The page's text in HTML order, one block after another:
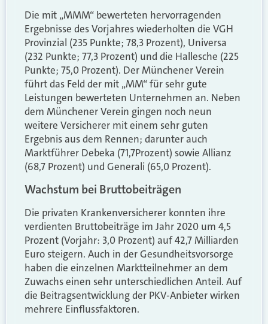
Die mit „MMM“ bewerteten hervorragenden
Ergebnisse des Vorjahres wiederholten die VGH
Provinzial (235 Punkte; 78,3 Prozent), Universa
(232 Punkte; 77,3 Prozent) und die Hallesche (225
Punkte; 75,0 Prozent). Der Münchener Verein
führt das Feld der mit „MM“ für sehr gute
Leistungen bewerteten Unternehmen an. Neben
dem Münchener Verein gingen noch neun
weitere Versicherer mit einem sehr guten
Ergebnis aus dem Rennen; darunter auch
Marktführer Debeka (71,7Prozent) sowie Allianz
(68,7 Prozent) und Generali (65,0 Prozent).
Wachstum bei Bruttobeiträgen
Die privaten Krankenversicherer konnten ihre
verdienten Bruttobeiträge im Jahr 2020 um 4,5
Prozent (Vorjahr: 3,0 Prozent) auf 42,7 Milliarden
Euro steigern. Auch in der Gesundheitsvorsorge
haben die einzelnen Marktteilnehmer an dem
Zuwachs einen sehr unterschiedlichen Anteil. Auf
die Beitragsentwicklung der PKV-Anbieter wirken
mehrere Einflussfaktoren.